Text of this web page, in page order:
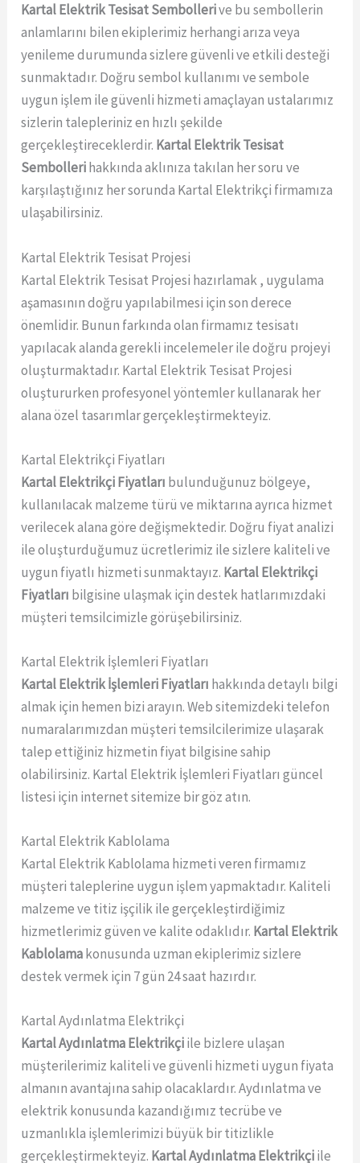
Kartal Elektrik Tesisat Sembollerive bu sembollerin
anlamlarını bilen ekiplerimiz herhangi arıza veya
yenileme durumunda sizlere güvenli ve etkili desteği
sunmaktadır. Doğru sembol kullanımı ve sembole
uygun işlem ile güvenli hizmeti amaçlayan ustalarımız
sizlerin talepleriniz en hızlı şekilde
gerçekleştireceklerdir. Kartal Elektrik Tesisat
Sembollerihakkında aklınıza takılan her soru ve
karşılaştığınız her sorunda Kartal Elektrikçi firmamıza
ulaşabilirsiniz.
Kartal Elektrik Tesisat Projesi
Kartal Elektrik Tesisat Projesi hazırlamak , uygulama
aşamasının doğru yapılabilmesi için son derece
önemlidir. Bunun farkında olan firmamız tesisatı
yapılacak alanda gerekli incelemeler ile doğru projeyi
oluşturmaktadır. Kartal Elektrik Tesisat Projesi
oluştururken profesyonel yöntemler kullanarak her
alana özel tasarımlar gerçekleştirmekteyiz.
Kartal Elektrikçi Fiyatları
Kartal Elektrikçi Fiyatları bulunduğunuz bölgeye,
kullanılacak malzeme türü ve miktarına ayrıca hizmet
verilecek alana göre değişmektedir. Doğru fiyat analizi
ile oluşturduğumuz ücretlerimiz ile sizlere kaliteli ve
uygun fiyatlı hizmeti sunmaktayız. Kartal Elektrikçi
Fiyatları bilgisine ulaşmak için destek hatlarımızdaki
müşteri temsilcimizle görüşebilirsiniz.
Kartal Elektrik İşlemleri Fiyatları
Kartal Elektrik İşlemleri Fiyatları hakkında detaylı bilgi
almak için hemen bizi arayın. Web sitemizdeki telefon
numaralarımızdan müşteri temsilcilerimize ulaşarak
talep ettiğiniz hizmetin fiyat bilgisine sahip
olabilirsiniz. Kartal Elektrik İşlemleri Fiyatları güncel
listesi için internet sitemize bir göz atın.
Kartal Elektrik Kablolama
Kartal Elektrik Kablolama hizmeti veren firmamız
müşteri taleplerine uygun işlem yapmaktadır. Kaliteli
malzeme ve titiz işçilik ile gerçekleştirdiğimiz
hizmetlerimiz güven ve kalite odaklıdır. Kartal Elektrik
Kablolamakonusunda uzman ekiplerimiz sizlere
destek vermek için 7 gün 24 saat hazırdır.
Kartal Aydınlatma Elektrikçi
Kartal Aydınlatma Elektrikçiile bizlere ulaşan
müşterilerimiz kaliteli ve güvenli hizmeti uygun fiyata
almanın avantajına sahip olacaklardır. Aydınlatma ve
elektrik konusunda kazandığımız tecrübe ve
uzmanlıkla işlemlerimizi büyük bir titizlikle
gerçekleştirmekteyiz. Kartal Aydınlatma Elektrikçiile